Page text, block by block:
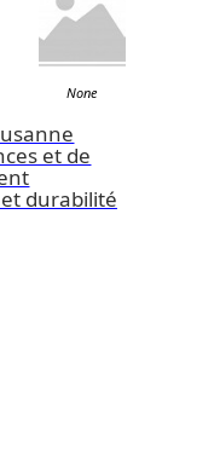
None
et de
durabilité